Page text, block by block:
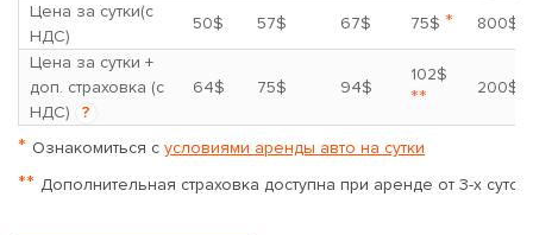
Цена за сутки(с
НДС)
50$ 57$ 67$ 75$ *
800$
Цена за сутки +
доп. страховка (с
НДС)
?
64$ 75$ 94$
102$
** 200$
* Ознакомиться с условиями аренды авто на сутки
** Дополнительная страховка доступна при аренде от 3-х суток